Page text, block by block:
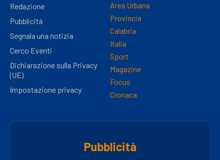
Redazione
Pubblicità
Segnala una notizia
Cerco Eventi
Dichiarazione sulla Privacy
(UE)
Impostazione privacy
Area Urbana
Provincia
Calabria
Italia
Sport
Magazine
Focus
Cronaca
Pubblicità